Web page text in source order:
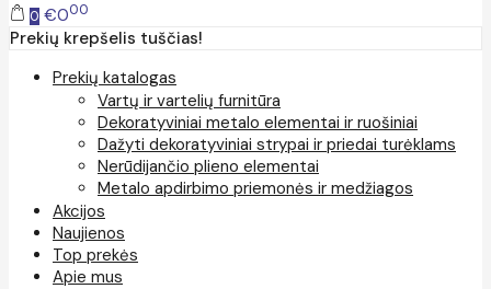
0 €000
Prekių krepšelis tuščias!
Prekių katalogas
Vartų ir vartelių furnitūra
Dekoratyviniai metalo elementai ir ruošiniai
Dažyti dekoratyviniai strypai ir priedai turėklams
Nerūdijančio plieno elementai
Metalo apdirbimo priemonės ir medžiagos
Akcijos
Naujienos
Top prekės
Apie mus